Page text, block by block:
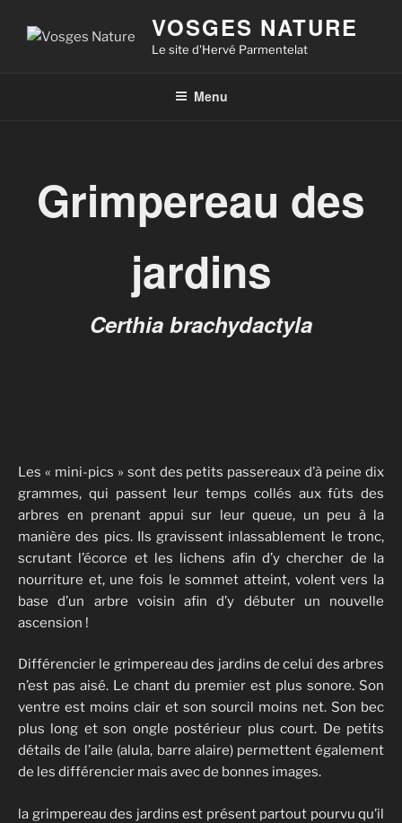
VOSGES NATURE
Le site d'Hervé Parmentelat
Menu
Grimpereau des
jardins
Certhia brachydactyla
Les « mini-pics » sont des petits passereaux d’à peine dix
grammes, qui passent leur temps collés aux fûts des
arbres en prenant appui sur leur queue, un peu à la
manière des pics. Ils gravissent inlassablement le tronc,
scrutant l’écorce et les lichens afin d’y chercher de la
nourriture et, une fois le sommet atteint, volent vers la
base d’un arbre voisin afin d’y débuter un nouvelle
ascension !
Différencier le grimpereau des jardins de celui des arbres
n’est pas aisé. Le chant du premier est plus sonore. Son
ventre est moins clair et son sourcil moins net. Son bec
plus long et son ongle postérieur plus court. De petits
détails de l’aile (alula, barre alaire) permettent également
de les différencier mais avec de bonnes images.
la grimpereau des jardins est présent partout pourvu qu’il